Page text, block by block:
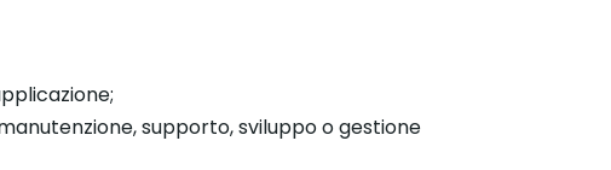
supporto, sviluppo o gestione